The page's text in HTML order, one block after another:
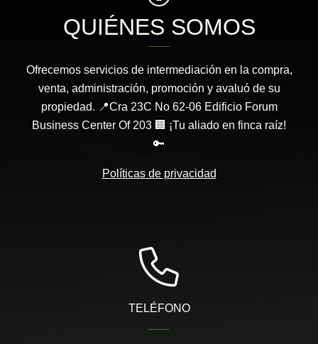
QUIÉNES SOMOS
Ofrecemos servicios de intermediación en la compra,
venta, administración, promoción y avaluó de su
propiedad. 📍Cra 23C No 62-06 Edificio Forum
Business Center Of 203 🏢 ¡Tu aliado en finca raíz!
🔑
Políticas de privacidad
TELÉFONO